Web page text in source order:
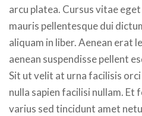
arcu platea. Cursus vitae
mauris pellentesque dui
aliquam in liber. Aenean erat
aenean suspendisse pellent
Sit ut velit at urna facilisis orci
nulla sapien facilisi nullam. Et
varius sed tincidunt amet